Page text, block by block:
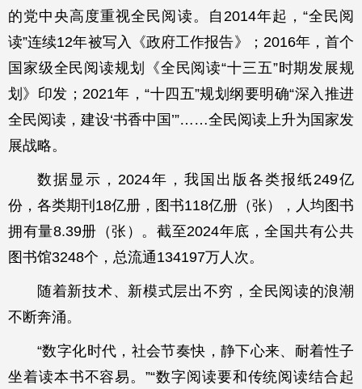
的党中央高度重视全民阅读。自2014年起，“全民阅
读”连续12年被写入《政府工作报告》；2016年，首个
国家级全民阅读规划《全民阅读“十三五”时期发展规
划》印发；2021年，“十四五”规划纲要明确“深入推进
全民阅读，建设‘书香中国’”……全民阅读上升为国家发
展战略。
数据显示，2024年，我国出版各类报纸249亿
份，各类期刊18亿册，图书118亿册（张），人均图书
拥有量8.39册（张）。截至2024年底，全国共有公共
图书馆3248个，总流通134197万人次。
随着新技术、新模式层出不穷，全民阅读的浪潮
不断奔涌。
“数字化时代，社会节奏快，静下心来、耐着性子
坐着读本书不容易。”“数字阅读要和传统阅读结合起